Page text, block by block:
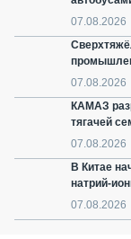
07.08.2026
07.08.2026
КАМАЗ
тягачей
07.08.2026
В Китае
натрий-
07.08.2026